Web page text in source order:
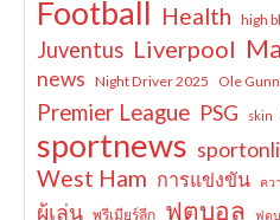
Football Health high
Juventus Liverpool
news Night Driver 2025 Ole
Premier League PSG skin
sportnews
West Ham การแข่งขัน คว
ผู้เล่น พรีเมียร์ลีก ฟุตบอล ฟุต